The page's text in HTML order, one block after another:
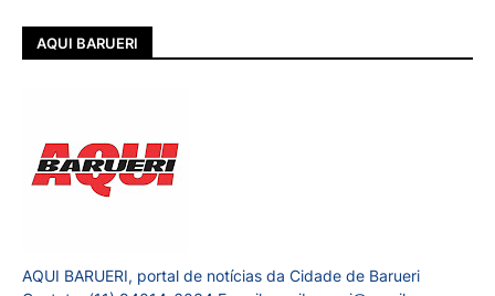
AQUI BARUERI
AQUI BARUERI, portal de notícias da Cidade de Barueri